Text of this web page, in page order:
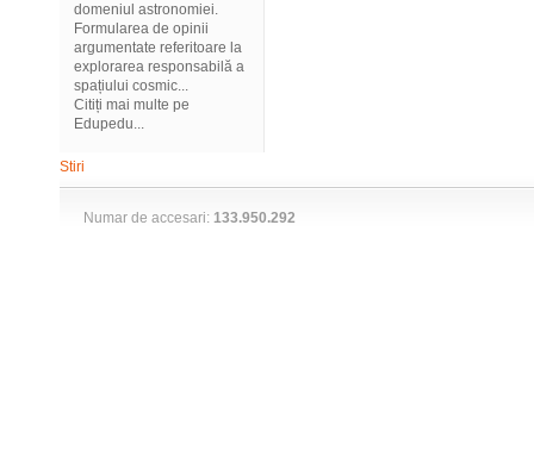
domeniul astronomiei.
Formularea de opinii
argumentate referitoare la
explorarea responsabilă a
spațiului cosmic...
Citiți mai multe pe
Edupedu...
Stiri
Numar de accesari: 133.950.292